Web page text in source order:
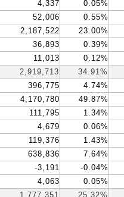
4,337 0.05%
52,006 0.55%
2,187,522 23.00%
36,893 0.39%
11,013 0.12%
2,919,713 34.91%
396,775 4.74%
4,170,780 49.87%
111,795 1.34%
4,679 0.06%
119,376 1.43%
638,836 7.64%
-3,191 -0.04%
4,063 0.05%
1,777,351 25.32%